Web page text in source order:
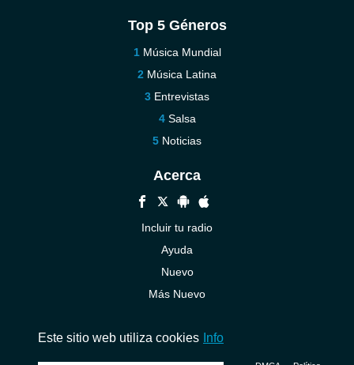
Top 5 Géneros
Música Mundial
Música Latina
Entrevistas
Salsa
Noticias
Acerca
Incluir tu radio
Ayuda
Nuevo
Más Nuevo
Este sitio web utiliza cookies Info